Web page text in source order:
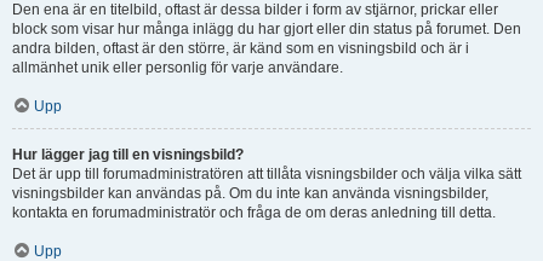
Den ena är en titelbild, oftast är dessa bilder i form av stjärnor, prickar eller
block som visar hur många inlägg du har gjort eller din status på forumet. Den
andra bilden, oftast är den större, är känd som en visningsbild och är i
allmänhet unik eller personlig för varje användare.
Upp
Hur lägger jag till en visningsbild?
Det är upp till forumadministratören att tillåta visningsbilder och välja vilka sätt
visningsbilder kan användas på. Om du inte kan använda visningsbilder,
kontakta en forumadministratör och fråga de om deras anledning till detta.
Upp